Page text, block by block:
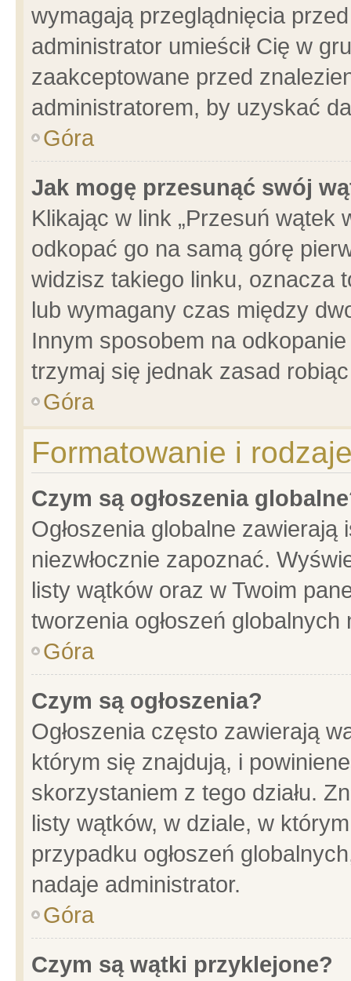
wymagają przeglądnięcia
administrator umieścił Cię w
zaakceptowane przed
administratorem, by uzyskać
Góra
Jak mogę przesunąć swój
Klikając w link „Przesuń wątek
odkopać go na samą górę
widzisz takiego linku, oznacza
lub wymagany czas między
Innym sposobem na
trzymaj się jednak zasad
Góra
Formatowanie i
Czym są ogłoszenia
Ogłoszenia globalne
niezwłocznie zapoznać.
listy wątków oraz w Twoim
tworzenia ogłoszeń
Góra
Czym są ogłoszenia?
Ogłoszenia często zawierają
którym się znajdują, i
skorzystaniem z tego działu.
listy wątków, w dziale, w
przypadku ogłoszeń
nadaje administrator.
Góra
Czym są wątki przyklejone?